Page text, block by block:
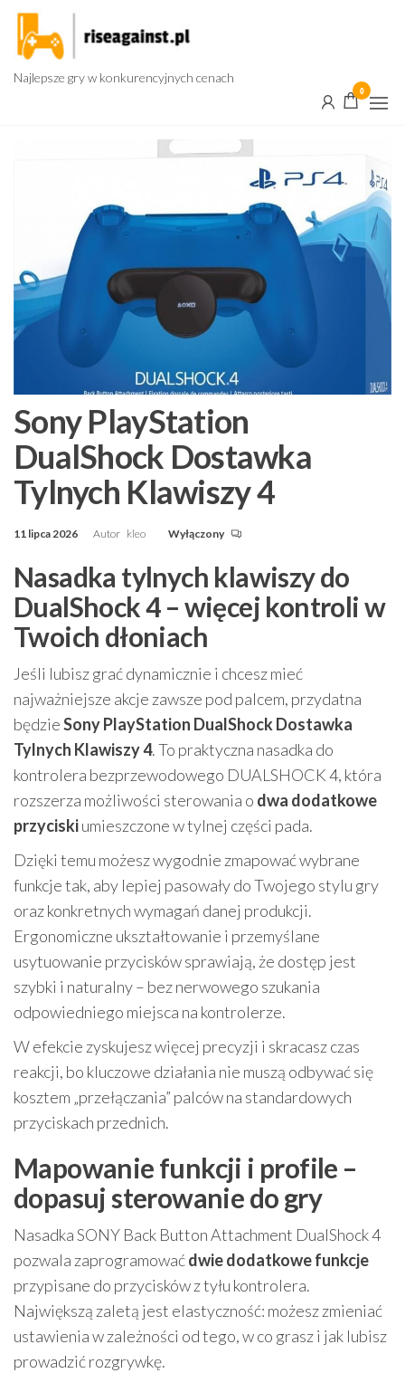
Przejdź
treści
Najlepsze gry w konkurencyjnych cenach
0
Sony PlayStation
DualShock Dostawka
Tylnych Klawiszy 4
11 lipca 2026 Autor kleo Wyłączony
Nasadka tylnych klawiszy do
DualShock 4 – więcej kontroli w
Twoich dłoniach
Jeśli lubisz grać dynamicznie i chcesz mieć
najważniejsze akcje zawsze pod palcem, przydatna
będzieSony PlayStation DualShock Dostawka
Tylnych Klawiszy 4. To praktyczna nasadka do
kontrolera bezprzewodowego DUALSHOCK 4, która
rozszerza możliwości sterowania o dwa dodatkowe
przyciskiumieszczone w tylnej części pada.
Dzięki temu możesz wygodnie zmapować wybrane
funkcje tak, aby lepiej pasowały do Twojego stylu gry
oraz konkretnych wymagań danej produkcji.
Ergonomiczne ukształtowanie i przemyślane
usytuowanie przycisków sprawiają, że dostęp jest
szybki i naturalny – bez nerwowego szukania
odpowiedniego miejsca na kontrolerze.
W efekcie zyskujesz więcej precyzji i skracasz czas
reakcji, bo kluczowe działania nie muszą odbywać się
kosztem „przełączania” palców na standardowych
przyciskach przednich.
Mapowanie funkcji i profile –
dopasuj sterowanie do gry
Nasadka SONY Back Button Attachment DualShock 4
pozwala zaprogramowaćdwie dodatkowe funkcje
przypisane do przycisków z tyłu kontrolera.
Największą zaletą jest elastyczność: możesz zmieniać
ustawienia w zależności od tego, w co grasz i jak lubisz
prowadzić rozgrywkę.